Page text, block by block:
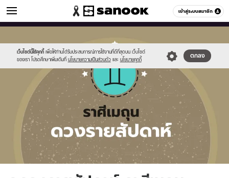
เข้าสู่ระบบสมาชิก
ดูดวง หมวดอื่นๆ
เว็บไซต์นี้ใช้คุกกี้ เพื่อให้ท่านได้รับประสบการณ์การใช้งานที่ดีที่สุดบน เว็บไซต์
ของเรา โปรดศึกษาเพิ่มเติมที่ นโยบายความเป็นส่วนตัว และ นโยบายคุกกี้
ตกลง
new-
sanook.png
horoscope-
gemini_zodia.jpg